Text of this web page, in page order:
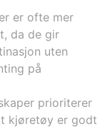
er ofte mer
da de gir
uten
på
prioriterer
kjøretøy er godt